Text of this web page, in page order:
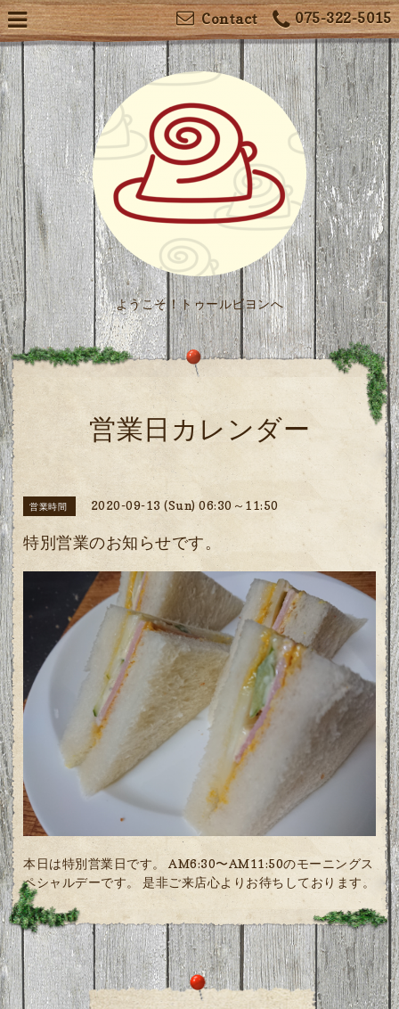
075-322-5015
Contact
ようこそ！トゥールビヨンへ
営業日カレンダー
営業時間 2020-09-13 (Sun) 06:30～11:50
特別営業のお知らせです。
本日は特別営業日です。 AM6:30〜AM11:50のモーニングス
ペシャルデーです。 是非ご来店心よりお待ちしております。